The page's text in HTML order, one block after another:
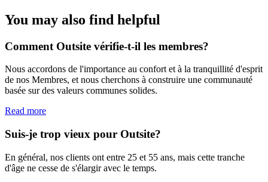
You may also find helpful
Comment Outsite vérifie-t-il les membres?
Nous accordons de l'importance au confort et à la tranquillité d'esprit
de nos Membres, et nous cherchons à construire une communauté
basée sur des valeurs communes solides.
Read more
Suis-je trop vieux pour Outsite?
En général, nos clients ont entre 25 et 55 ans, mais cette tranche
d'âge ne cesse de s'élargir avec le temps.